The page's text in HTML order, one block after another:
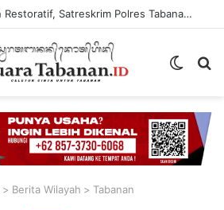
Utamakan Keadilan Restoratif, Satreskrim Polres Tabanan Gelar Perkara Kasus Penganiayaan Anak
Switch
> Berita Wilayah > Tabanan